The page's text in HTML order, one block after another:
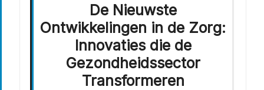
De Nieuwste
Ontwikkelingen in de Zorg:
Innovaties die de
Gezondheidssector
Transformeren